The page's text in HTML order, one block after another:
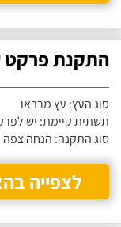
התקנת פרקט
סוג העץ: עץ מרבאו
תשתית קיימת: יש
סוג התקנה: הנחה צפה
לצפייה